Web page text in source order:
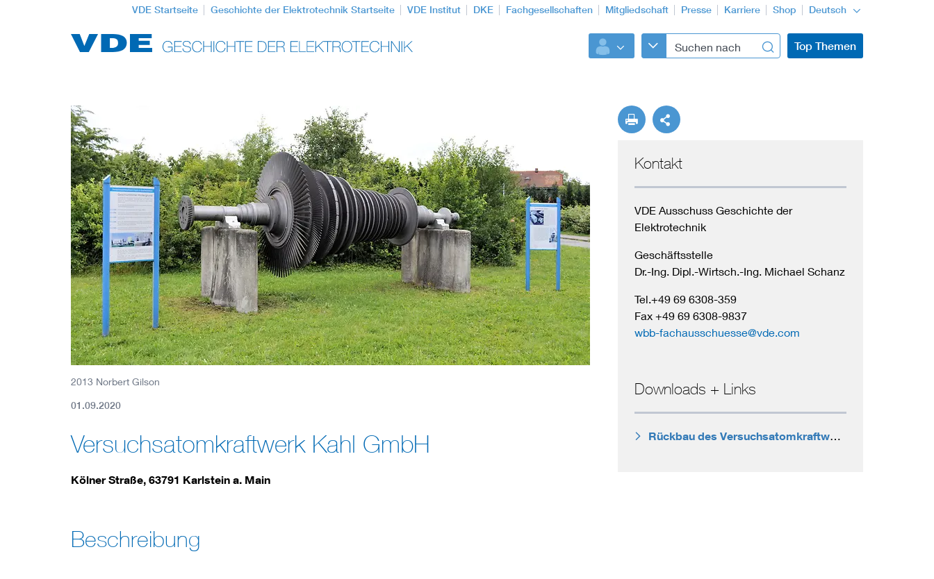
VDE Startseite Geschichte der Elektrotechnik Startseite VDE Institut DKE Fachgesellschaften Mitgliedschaft Presse Karriere Shop Deutsch
Top Themen
Top Themen
Weitere Themen
2013 Norbert Gilson
01.09.2020
Versuchsatomkraftwerk Kahl GmbH
Kölner Straße, 63791 Karlstein a. Main
Kontakt
VDE Ausschuss Geschichte der
Elektrotechnik
Geschäftsstelle
Dr.-Ing. Dipl.-Wirtsch.-Ing. Michael Schanz
Tel.+49 69 6308-359
Fax +49 69 6308-9837
wbb-fachausschuesse@vde.com
Downloads + Links
Rückbau des Versuchsatomkraftwerks Kahl
Beschreibung